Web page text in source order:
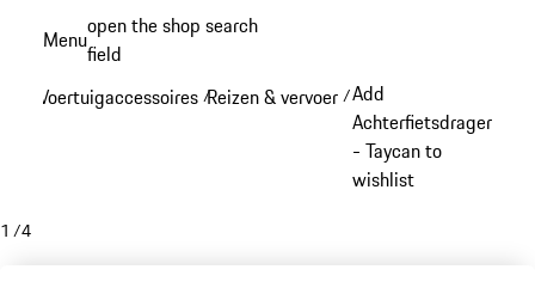
hoofdinhoud
Menuopen the shop search
field
Voertuigaccessoires /Reizen & vervoer /Add
Achterfietsdrager
- Taycan to
wishlist
1 /4